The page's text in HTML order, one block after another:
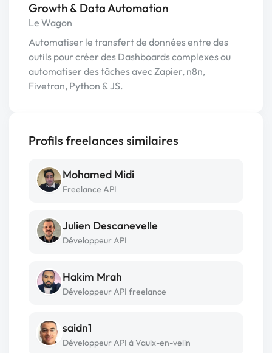
Growth & Data Automation
Le Wagon
Automatiser le transfert de données entre des
outils pour créer des Dashboards complexes ou
automatiser des tâches avec Zapier, n8n,
Fivetran, Python & JS.
Profils freelances similaires
Mohamed Midi
Freelance API
Julien Descanevelle
Développeur API
Hakim Mrah
Développeur API freelance
saidn1
Développeur API à Vaulx-en-velin